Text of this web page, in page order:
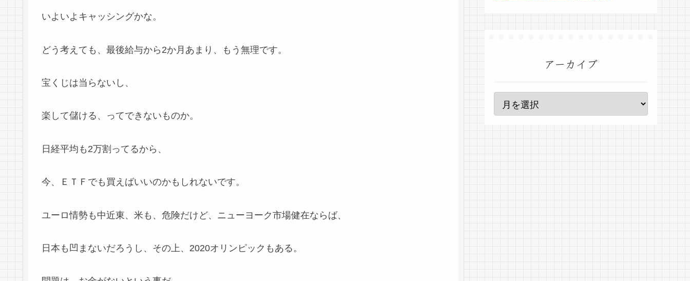
いよいよキャッシングかな。
どう考えても、最後給与から2か月あまり、もう無理です。
宝くじは当らないし、
楽して儲ける、ってできないものか。
日経平均も2万割ってるから、
今、ＥＴＦでも買えばいいのかもしれないです。
ユーロ情勢も中近東、米も、危険だけど、ニューヨーク市場健在ならば、
日本も凹まないだろうし、その上、2020オリンピックもある。
アーカイブ